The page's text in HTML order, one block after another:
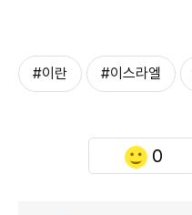
#이란 #이스라엘
0